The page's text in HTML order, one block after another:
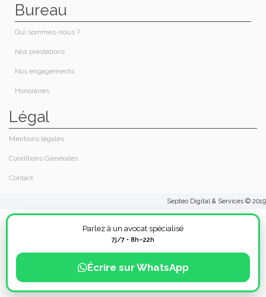
Parlez à un avocat spécialisé
7j/7 • 8h–22h
Écrire sur WhatsApp
Bureau
Qui sommes-nous ?​
Nos prestations​
Nos engagements
Honoraires​
Légal
Contact
Mentions légales
Conditions Générales
Septeo Digital & Services © 2019